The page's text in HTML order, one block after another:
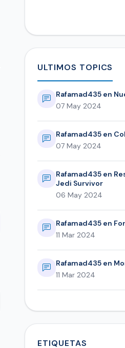
ULTIMOS TOPICS
Rafamad435 en
07 May 2024
Rafamad435 en
07 May 2024
Rafamad435 en
Jedi Survivor
06 May 2024
Rafamad435 en
11 Mar 2024
Rafamad435 en
11 Mar 2024
ETIQUETAS